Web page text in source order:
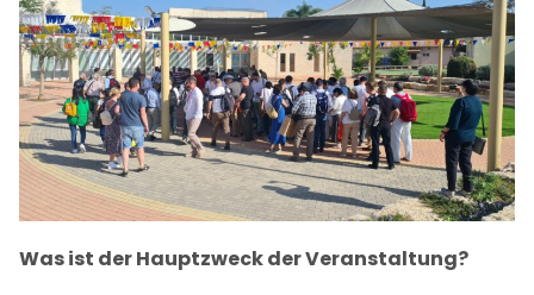
Was ist der Hauptzweck der Veranstaltung?